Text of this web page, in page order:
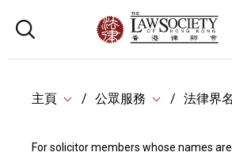
主頁 公眾服務 法律界
For solicitor members whose names